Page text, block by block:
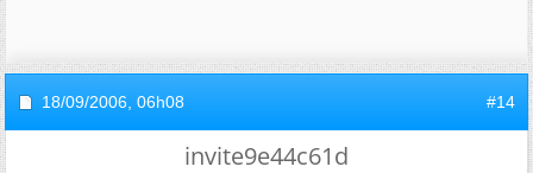
18/09/2006, 06h08 #14
invite9e44c61d